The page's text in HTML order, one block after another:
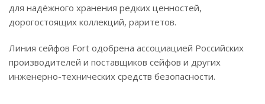
для надёжного хранения редких ценностей,
дорогостоящих коллекций, раритетов.
Линия сейфов Fort одобрена ассоциацией Российских
производителей и поставщиков сейфов и других
инженерно-технических средств безопасности.